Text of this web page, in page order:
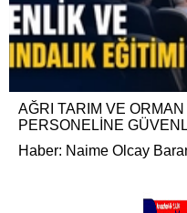
AĞRI TARIM VE
PERSONELİNE
Haber: Naime Olcay